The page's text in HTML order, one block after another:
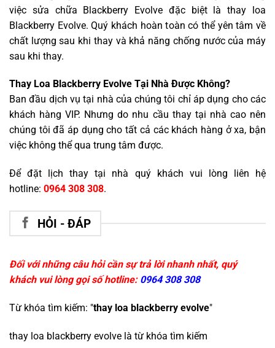
việc sửa chữa Blackberry Evolve đặc biệt là thay loa
Blackberry Evolve. Quý khách hoàn toàn có thể yên tâm về
chất lượng sau khi thay và khả năng chống nước của máy
sau khi thay.
Thay Loa Blackberry Evolve Tại Nhà Được Không?
Ban đầu dịch vụ tại nhà của chúng tôi chỉ áp dụng cho các
khách hàng VIP. Nhưng do nhu cầu thay tại nhà cao nên
chúng tôi đã áp dụng cho tất cả các khách hàng ở xa, bận
việc không thể qua trung tâm được.
Để đặt lịch thay tại nhà quý khách vui lòng liên hệ
hotline: 0964 308 308.
HỎI - ĐÁP
Đối với những câu hỏi cần sự trả lời nhanh nhất, quý
khách vui lòng gọi số hotline: 0964 308 308
Từ khóa tìm kiếm: "thay loa blackberry evolve"
thay loa blackberry evolve là từ khóa tìm kiếm